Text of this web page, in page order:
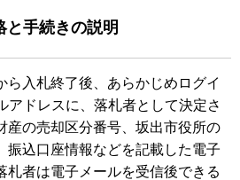
と手続きの説明
入札終了後、あらかじめログイ
アドレスに、落札者として決定さ
産の売却区分番号、坂出市役所の
振込口座情報などを記載した電子
札者は電子メールを受信後できる